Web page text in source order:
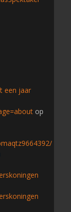
een jaar
op